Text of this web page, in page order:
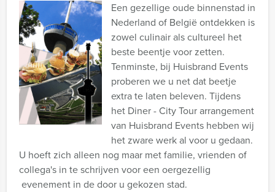
Een gezellige oude binnenstad in
Nederland of België ontdekken is
zowel culinair als cultureel het
beste beentje voor zetten.
Tenminste, bij Huisbrand Events
proberen we u net dat beetje
extra te laten beleven. Tijdens
het Diner - City Tour arrangement
van Huisbrand Events hebben wij
het zware werk al voor u gedaan.
U hoeft zich alleen nog maar met familie, vrienden of
collega's in te schrijven voor een oergezellig
evenement in de door u gekozen stad.